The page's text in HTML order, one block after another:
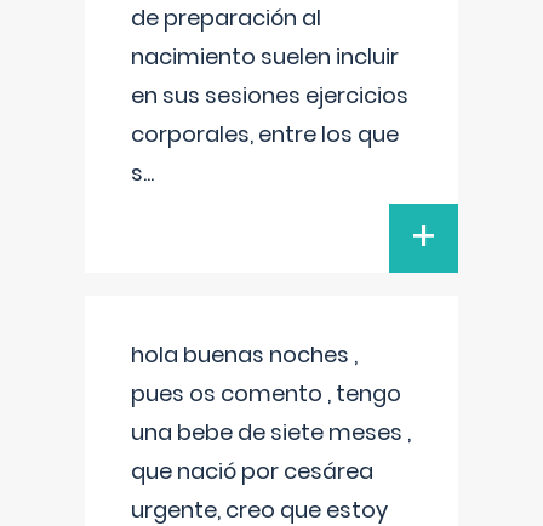
de preparación al
nacimiento suelen incluir
en sus sesiones ejercicios
corporales, entre los que
s...
+
hola buenas noches ,
pues os comento , tengo
una bebe de siete meses ,
que nació por cesárea
urgente, creo que estoy